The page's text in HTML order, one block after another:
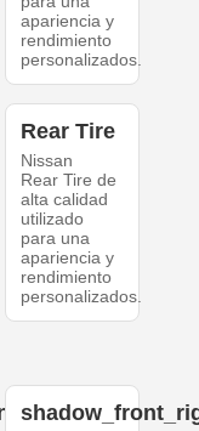
apariencia y
rendimiento
personalizados.
Rear Tire
Nissan
Rear Tire de
alta calidad
utilizado
para una
apariencia y
rendimiento
personalizados.